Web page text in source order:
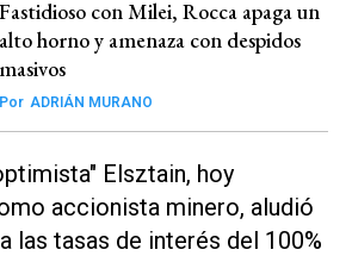
Fastidioso con Milei, Rocca apaga un
alto horno y amenaza con despidos
masivos
Por ADRIÁN MURANO
Elsztain, hoy
accionista minero, aludió
las tasas de interés del 100%